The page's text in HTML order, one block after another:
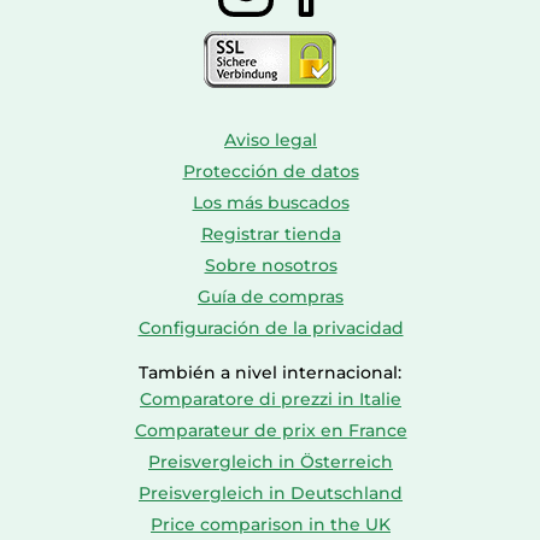
Aviso legal
Protección de datos
Los más buscados
Registrar tienda
Sobre nosotros
Guía de compras
Configuración de la privacidad
También a nivel internacional:
Comparatore di prezzi in Italie
Comparateur de prix en France
Preisvergleich in Österreich
Preisvergleich in Deutschland
Price comparison in the UK